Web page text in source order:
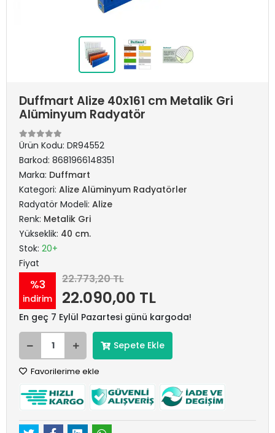
Duffmart Alize 40x161 cm Metalik Gri
Alüminyum Radyatör
Ürün Kodu: DR94552
Barkod: 8681966148351
Marka: Duffmart
Kategori: Alize Alüminyum Radyatörler
Radyatör Modeli: Alize
Renk: Metalik Gri
Yükseklik: 40 cm.
Stok: 20+
Fiyat
%3
indirim
22.773,20 TL
22.090,00 TL
En geç 7 Eylül Pazartesi günü kargoda!
Sepete Ekle
Favorilerime ekle